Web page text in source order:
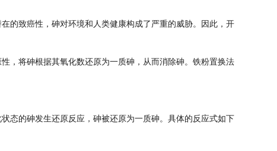
的致癌性，砷对环境和人类健康构成了严重的威胁。因此，开
，将砷根据其氧化数还原为一质砷，从而消除砷。铁粉置换法
态的砷发生还原反应，砷被还原为一质砷。具体的反应式如下